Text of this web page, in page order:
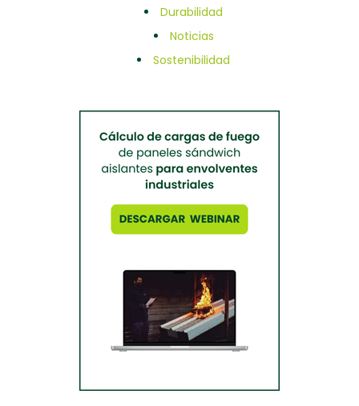
Durabilidad
Noticias
Sostenibilidad